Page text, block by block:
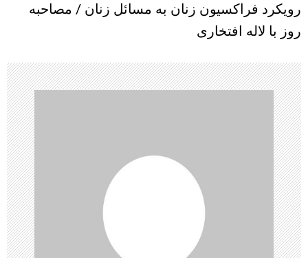
ه
ب
ر
ی
ن
و
ش
ت
رویکرد فراکسیون زنان به مسائل زنان / مصاحبه
روز با لاله افتخاری